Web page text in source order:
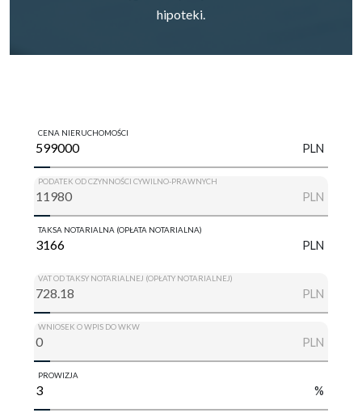
hipoteki.
CENA NIERUCHOMOŚCI
PLN
PODATEK OD CZYNNOŚCI CYWILNO-PRAWNYCH
PLN
TAKSA NOTARIALNA (OPŁATA NOTARIALNA)
PLN
VAT OD TAKSY NOTARIALNEJ (OPŁATY NOTARIALNEJ)
PLN
WNIOSEK O WPIS DO WKW
PLN
PROWIZJA
%